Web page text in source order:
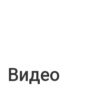
Видео